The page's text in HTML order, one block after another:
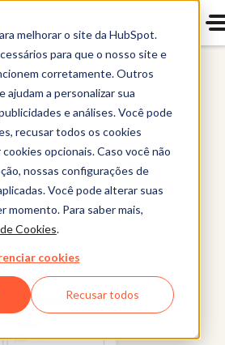
melhorar o site da HubSpot.
para que o nosso site e
corretamente. Outros
ajudam a personalizar sua
e análises. Você pode
recusar todos os cookies
opcionais. Caso você não
nossas configurações de
Você pode alterar suas
momento. Para saber mais,
Cookies.
cookies
Recusar todos